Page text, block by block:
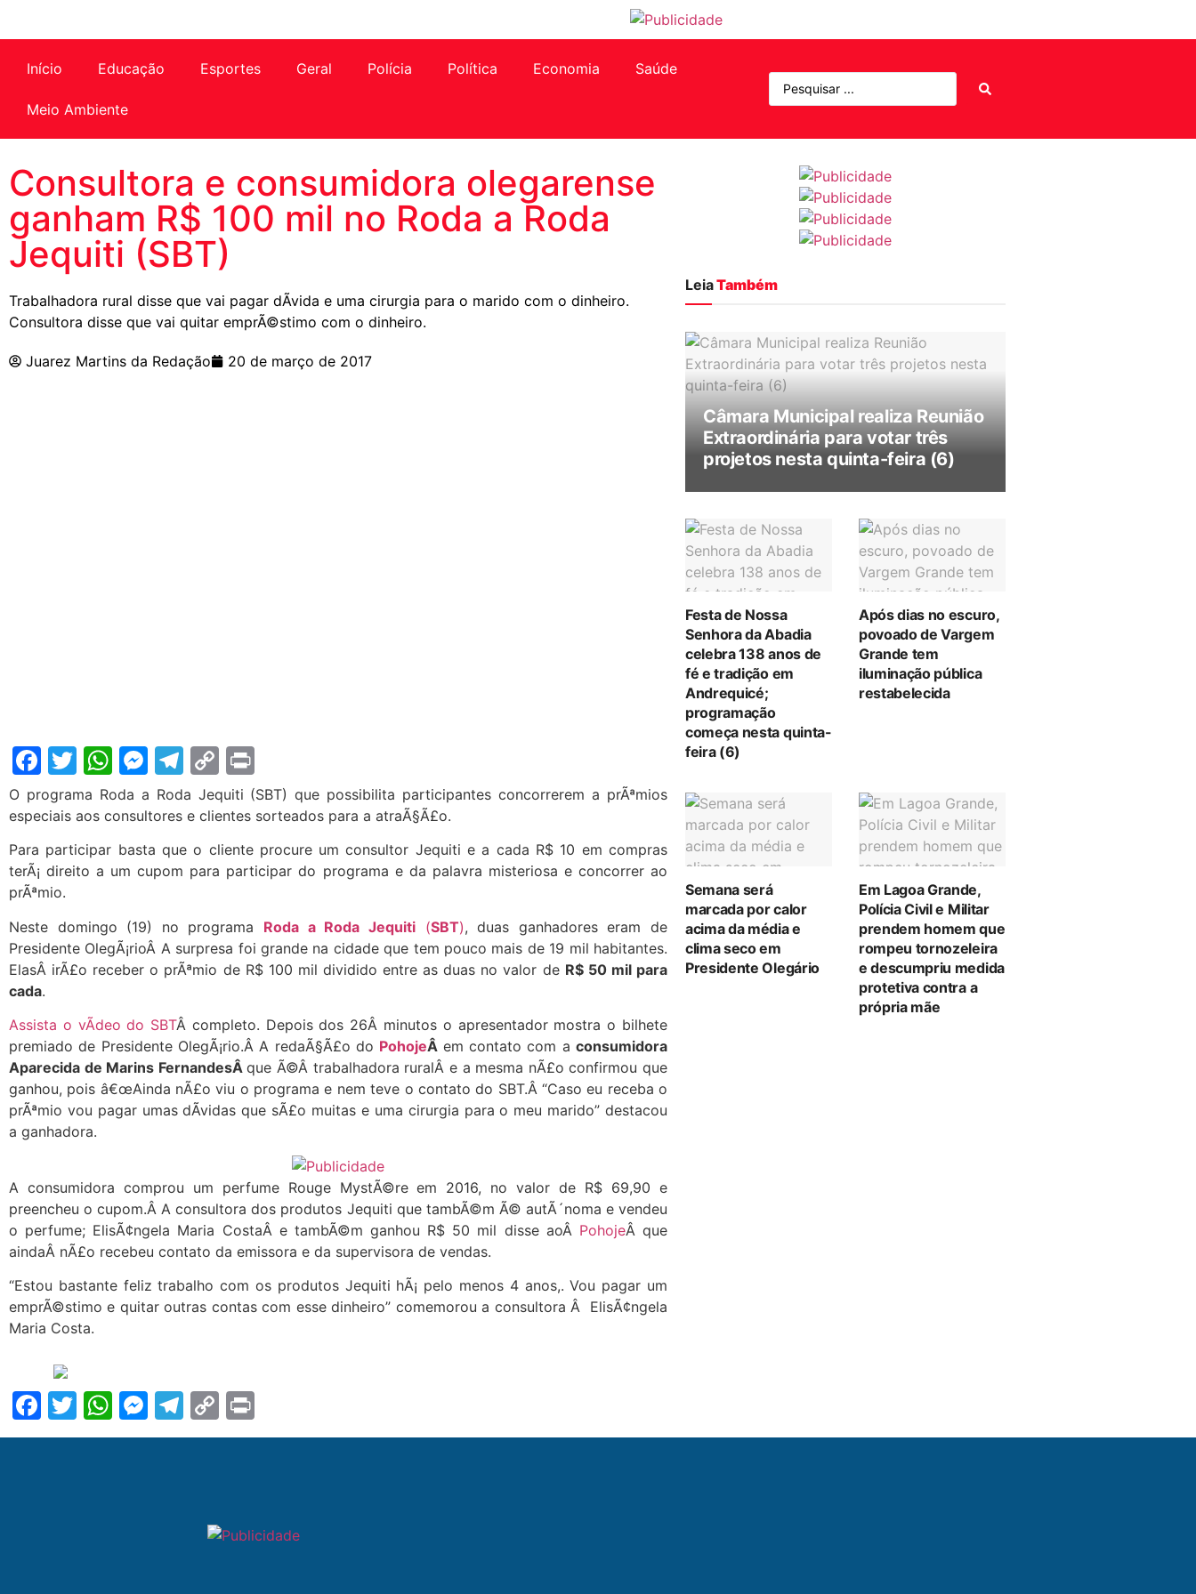
Início Educação Esportes Geral Polícia Política Economia Saúde
Meio Ambiente
Consultora e consumidora olegarense
ganham R$ 100 mil no Roda a Roda
Jequiti (SBT)
Trabalhadora rural disse que vai pagar dÃ­vida e uma cirurgia para o marido com o dinheiro.
Consultora disse que vai quitar emprÃ©stimo com o dinheiro.
Juarez Martins da Redação 20 de março de 2017
Facebook
Twitter
WhatsApp
Messenger
Telegram
Copy
Link
O programa Roda a Roda Jequiti (SBT) que possibilita participantes concorrerem a prÃªmios
especiais aos consultores e clientes sorteados para a atraÃ§Ã£o.
Para participar basta que o cliente procure um consultor Jequiti e a cada R$ 10 em compras
terÃ¡ direito a um cupom para participar do programa e da palavra misteriosa e concorrer ao
prÃªmio.
Neste domingo (19) no programa Roda a Roda Jequiti(SBT), duas ganhadores eram de
Presidente OlegÃ¡rioÂ A surpresa foi grande na cidade que tem pouco mais de 19 mil habitantes.
ElasÂ irÃ£o receber o prÃªmio de R$ 100 mil dividido entre as duas no valor de R$ 50 mil para
cada.
Assista o vÃ­deo do SBTÂ completo. Depois dos 26Â minutos o apresentador mostra o bilhete
premiado de Presidente OlegÃ¡rio.Â A redaÃ§Ã£o do PohojeÂ em contato com a consumidora
Aparecida de Marins FernandesÂque Ã©Â trabalhadora ruralÂ e a mesma nÃ£o confirmou que
ganhou, pois â€œAinda nÃ£o viu o programa e nem teve o contato do SBT.Â “Caso eu receba o
prÃªmio vou pagar umas dÃ­vidas que sÃ£o muitas e uma cirurgia para o meu marido” destacou
a ganhadora.
A consumidora comprou um perfume Rouge MystÃ©re em 2016, no valor de R$ 69,90 e
preencheu o cupom.Â A consultora dos produtos Jequiti que tambÃ©m Ã© autÃ´noma e vendeu
o perfume; ElisÃ¢ngela Maria CostaÂ e tambÃ©m ganhou R$ 50 mil disse aoÂ PohojeÂ que
aindaÂ nÃ£o recebeu contato da emissora e da supervisora de vendas.
“Estou bastante feliz trabalho com os produtos Jequiti hÃ¡ pelo menos 4 anos,. Vou pagar um
emprÃ©stimo e quitar outras contas com esse dinheiro” comemorou a consultora Â ElisÃ¢ngela
Maria Costa.
Facebook
Twitter
WhatsApp
Messenger
Telegram
Copy
Link
LeiaTambém
Câmara Municipal realiza Reunião
Extraordinária para votar três
projetos nesta quinta-feira (6)
Festa de Nossa
Senhora da Abadia
celebra 138 anos de
fé e tradição em
Andrequicé;
programação
começa nesta quinta-
feira (6)
Após dias no escuro,
povoado de Vargem
Grande tem
iluminação pública
restabelecida
Semana será
marcada por calor
acima da média e
clima seco em
Presidente Olegário
Em Lagoa Grande,
Polícia Civil e Militar
prendem homem que
rompeu tornozeleira
e descumpriu medida
protetiva contra a
própria mãe